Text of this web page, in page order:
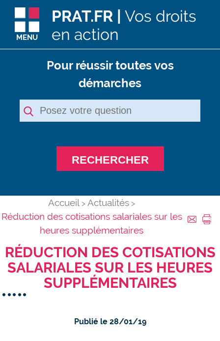
MENU
PRAT.FR | Vos droits
en action
Pour réussir toutes vos
démarches
RECHERCHER
Accueil
Actualités
Réduction des cotisations salariales sur les
heures supplémentaires
RÉDUCTION DES COTISATIONS
SALARIALES SUR LES HEURES
SUPPLÉMENTAIRES
Publié le 28/01/19